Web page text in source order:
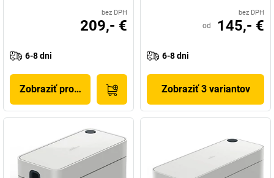
bez DPH
209,- €
6-8 dni
Zobraziť produkt
bez DPH
od 145,- €
6-8 dni
Zobraziť 3 variantov